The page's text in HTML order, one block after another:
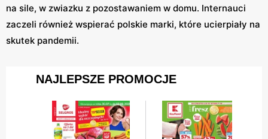
na sile, w zwiazku z pozostawaniem w domu. Internauci
zaczeli również wspierać polskie marki, które ucierpiały na
skutek pandemii.